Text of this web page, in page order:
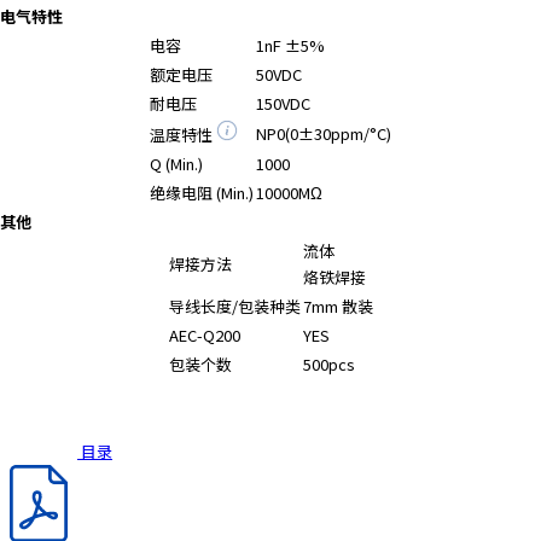
电气特性
电容
1nF ±5%
额定电压
50VDC
耐电压
150VDC
温度特性
NP0(0±30ppm/°C)
Q (Min.)
1000
绝缘电阻 (Min.)10000MΩ
其他
焊接方法
流体
烙铁焊接
导线长度/包装种类7mm 散装
AEC-Q200
YES
包装个数
500pcs
目录